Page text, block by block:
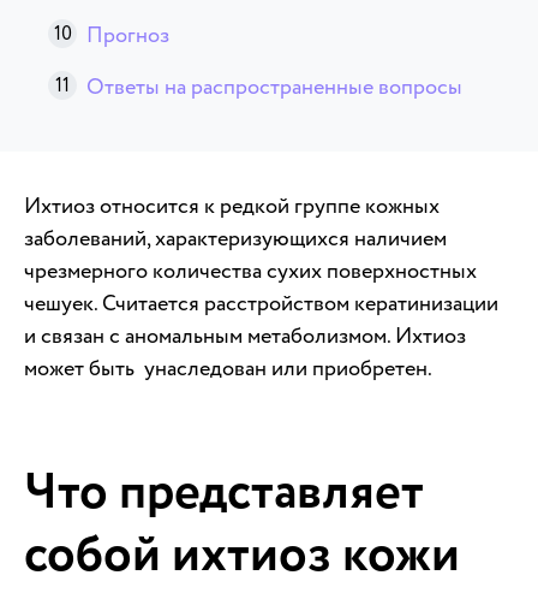
Прогноз
Ответы на распространенные вопросы
Ихтиоз относится к редкой группе кожных
заболеваний, характеризующихся наличием
чрезмерного количества сухих поверхностных
чешуек. Считается расстройством кератинизации
и связан с аномальным метаболизмом. Ихтиоз
может быть унаследован или приобретен.
Что представляет
собой ихтиоз кожи